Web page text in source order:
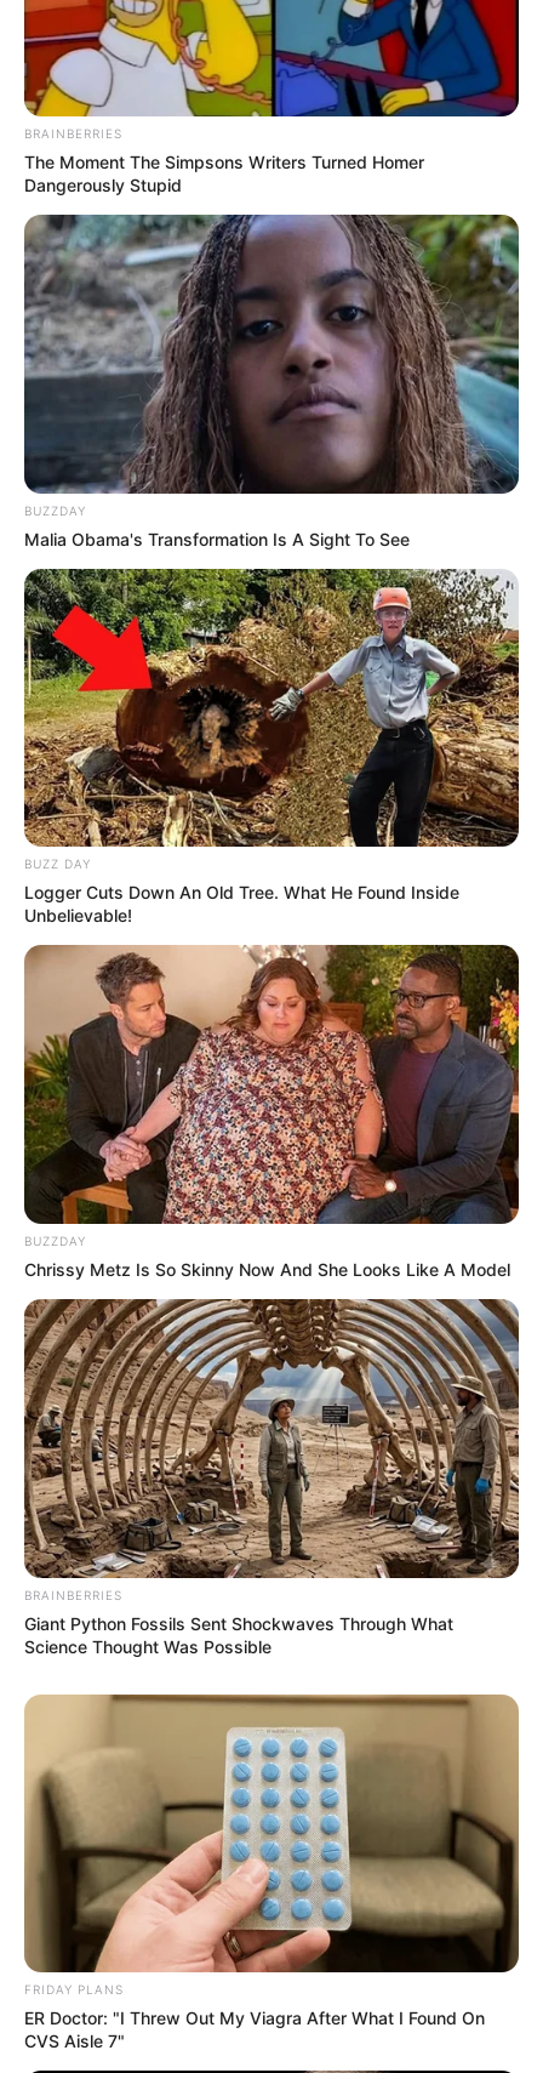
BRAINBERRIES
The Moment The Simpsons Writers Turned Homer
Dangerously Stupid
BUZZDAY
Malia Obama's Transformation Is A Sight To See
BUZZ DAY
Logger Cuts Down An Old Tree. What He Found Inside
Unbelievable!
BUZZDAY
Chrissy Metz Is So Skinny Now And She Looks Like A Model
BRAINBERRIES
Giant Python Fossils Sent Shockwaves Through What
Science Thought Was Possible
FRIDAY PLANS
ER Doctor: "I Threw Out My Viagra After What I Found On
CVS Aisle 7"